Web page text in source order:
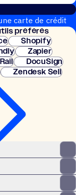
carte de crédit
préférés
Shopify
Zapier
DocuSign
Zendesk Sell